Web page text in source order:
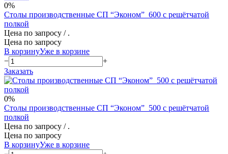
0%
Столы производственные СП “Эконом”_600 с решётчатой
полкой
Цена по запросу / .
Цена по запросу
В корзинуУже в корзине
−
+
Заказать
0%
Столы производственные СП “Эконом”_500 с решётчатой
полкой
Цена по запросу / .
Цена по запросу
В корзинуУже в корзине